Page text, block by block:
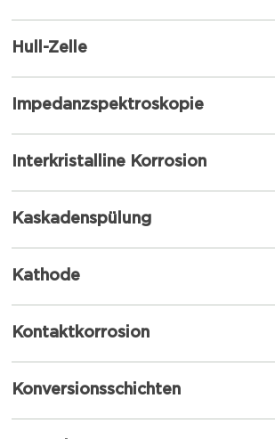
Hull-Zelle
Impedanzspektroskopie
Interkristalline Korrosion
Kaskadenspülung
Kathode
Kontaktkorrosion
Konversionsschichten